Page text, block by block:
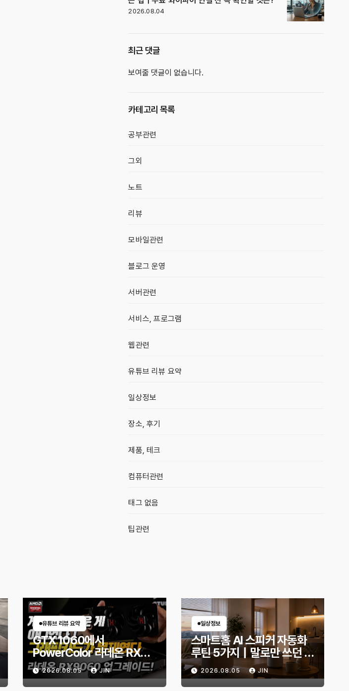
2026.08.04
최근 댓글
보여줄 댓글이 없습니다.
카테고리 목록
공부관련
그외
노트
리뷰
모바일관련
블로그 운영
서버관련
서비스, 프로그램
웹관련
유튜브 리뷰 요약
일상정보
장소, 후기
제품, 테크
컴퓨터관련
태그 없음
팁관련
유튜브 리뷰 요약
GTX 1060에서
PowerColor 라데온 RX
9060 Reaper 8GB로 교
체한 후기｜엘든링·몬스터
2026.08.05 JIN
일상정보
스마트홈 AI 스피커 자동화
루틴 5가지｜말로만 쓰던 스
피커, 생활이 편해지는 설정
은?2026.08.05 JIN